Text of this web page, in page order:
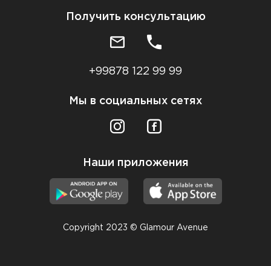
Получить консультацию
+99878 122 99 99
Мы в социальных сетях
Наши приложения
Copyright 2023 © Glamour Avenue